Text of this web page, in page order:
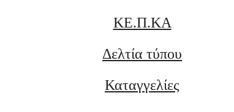
ΚΕ.Π.ΚΑ
Δελτία τύπου
Καταγγελίες